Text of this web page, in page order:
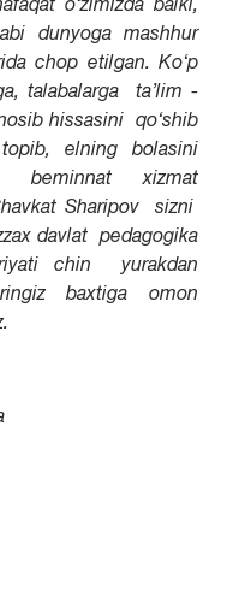
o‘zimizda balki,
dunyoga mashhur
chop etilgan. Ko‘p
talabalarga ta’lim -
hissasini qo‘shib
elning bolasini
beminnat xizmat
Sharipov sizni
davlat pedagogika
chin yurakdan
baxtiga omon